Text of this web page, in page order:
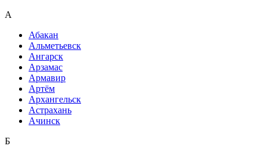
А
Абакан
Альметьевск
Ангарск
Арзамас
Армавир
Артём
Архангельск
Астрахань
Ачинск
Б